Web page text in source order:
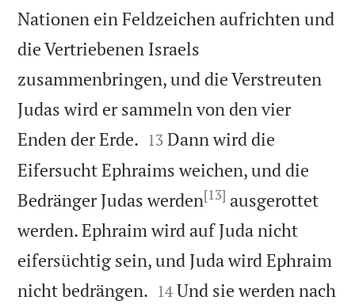
Nationen ein Feldzeichen aufrichten und
die Vertriebenen Israels
zusammenbringen, und die Verstreuten
Judas wird er sammeln von den vier
Enden der Erde. 

13 Dann wird die
Eifersucht Ephraims weichen, und die
Bedränger Judas werden[13] ausgerottet
werden. Ephraim wird auf Juda nicht
eifersüchtig sein, und Juda wird Ephraim
nicht bedrängen. 

14 Und sie werden nach